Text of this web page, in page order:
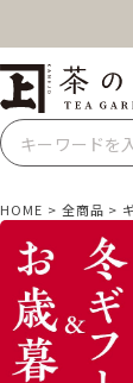
ギフト
スイーツ
HOME 全商品